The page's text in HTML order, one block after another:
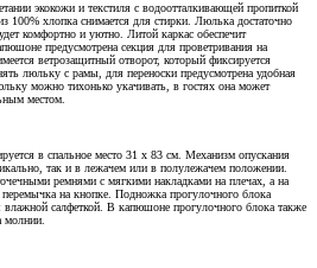
экокожи и текстиля с водоотталкивающей пропиткой
100% хлопка снимается для стирки. Люлька достаточно
комфортно и уютно. Литой каркас обеспечит
предусмотрена секция для проветривания на
ветрозащитный отворот, который фиксируется
люльку с рамы, для переноски предусмотрена удобная
можно тихонько укачивать, в гостях она может
местом.
в спальное место 31 х 83 см. Механизм опускания
так и в лежачем или в полулежачем положении.
ремнями с мягкими накладками на плечах, а на
на кнопке. Подножка прогулочного блока
влажной салфеткой. В капюшоне прогулочного блока также
молнии.